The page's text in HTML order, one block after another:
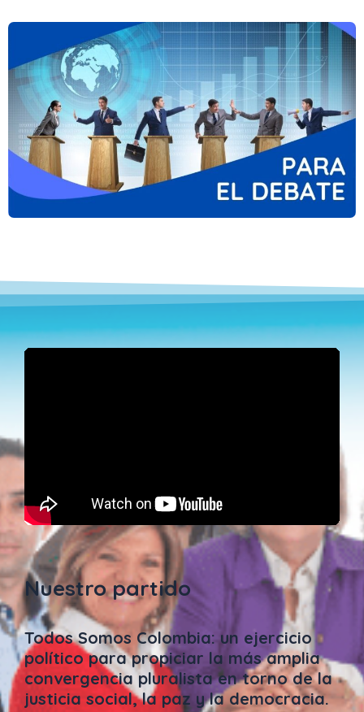
Nuestro partido
Todos Somos Colombia: un ejercicio
político para propiciar la más amplia
convergencia pluralista en torno de la
justicia social, la paz y la democracia.